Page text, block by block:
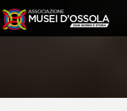
Salta
al
contenuto
principale